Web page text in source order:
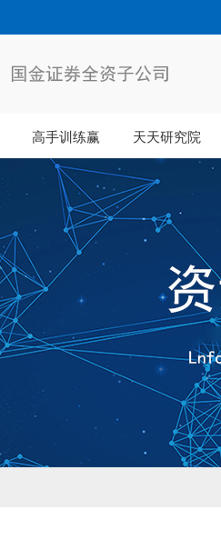
高手训练赢 天天研究院